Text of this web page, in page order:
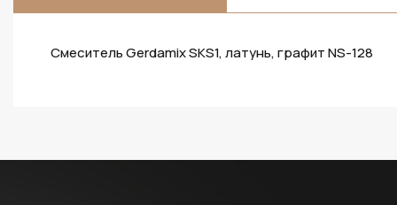
Смеситель Gerdamix SKS1, латунь, графит NS-128